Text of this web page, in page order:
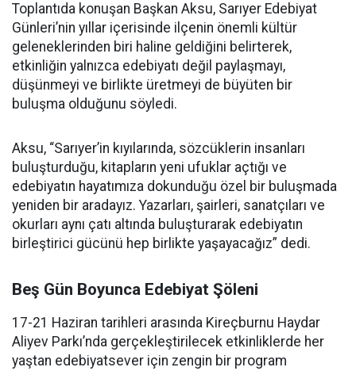
Toplantıda konuşan Başkan Aksu, Sarıyer Edebiyat
Günleri’nin yıllar içerisinde ilçenin önemli kültür
geleneklerinden biri haline geldiğini belirterek,
etkinliğin yalnızca edebiyatı değil paylaşmayı,
düşünmeyi ve birlikte üretmeyi de büyüten bir
buluşma olduğunu söyledi.
Aksu, “Sarıyer’in kıyılarında, sözcüklerin insanları
buluşturduğu, kitapların yeni ufuklar açtığı ve
edebiyatın hayatımıza dokunduğu özel bir buluşmada
yeniden bir aradayız. Yazarları, şairleri, sanatçıları ve
okurları aynı çatı altında buluşturarak edebiyatın
birleştirici gücünü hep birlikte yaşayacağız” dedi.
Beş Gün Boyunca Edebiyat Şöleni
17-21 Haziran tarihleri arasında Kireçburnu Haydar
Aliyev Parkı’nda gerçekleştirilecek etkinliklerde her
yaştan edebiyatsever için zengin bir program